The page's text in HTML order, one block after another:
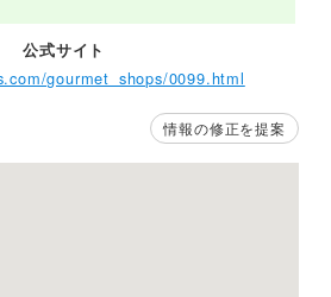
公式サイト
gourmet_shops/0099.html
情報の修正を提案